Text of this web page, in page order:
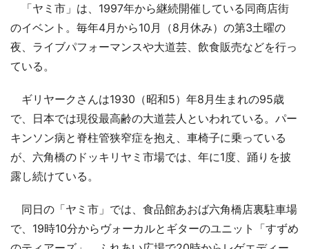
「ヤミ市」は、1997年から継続開催している同商店街
のイベント。毎年4月から10月（8月休み）の第3土曜の
夜、ライブパフォーマンスや大道芸、飲食販売などを行っ
ている。
ギリヤークさんは1930（昭和5）年8月生まれの95歳
で、日本では現役最高齢の大道芸人といわれている。パー
キンソン病と脊柱管狭窄症を抱え、車椅子に乗っている
が、六角橋のドッキリヤミ市場では、年に1度、踊りを披
露し続けている。
同日の「ヤミ市」では、食品館あおば六角橋店裏駐車場
で、19時10分からヴォーカルとギターのユニット「すずめ